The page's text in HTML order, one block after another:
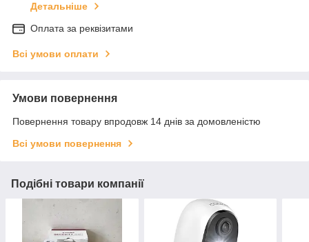
Детальніше
Оплата за реквізитами
Всі умови оплати
Умови повернення
Повернення товару впродовж 14 днів за домовленістю
Всі умови повернення
Подібні товари компанії